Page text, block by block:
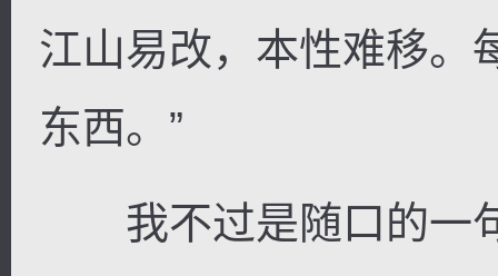
江山易改，本性难移。
东西。”
我不过是随口的一